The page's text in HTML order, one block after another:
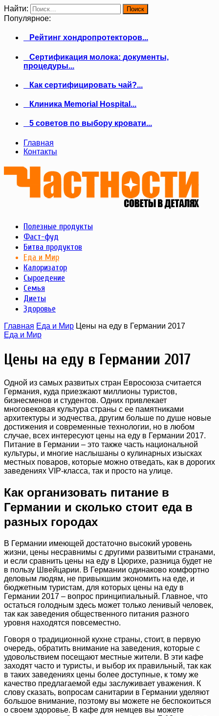
Найти:
Популярное:
Рейтинг хондропротекторов...
Сертификация молока: документы,
процедуры...
Как сертифицировать чай?...
Клиника Memorial Hospital...
5 советов по выбору кровати...
Главная
Контакты
Полезные продукты
Фаст-фуд
Битва продуктов
Еда и Мир
Калоризатор
Сыроедение
Семья
Диеты
Здоровье
Главная Еда и Мир Цены на еду в Германии 2017
Еда и Мир
Цены на еду в Германии 2017
Одной из самых развитых стран Евросоюза считается
Германия, куда приезжают миллионы туристов,
бизнесменов и студентов. Одних привлекает
многовековая культура страны с ее памятниками
архитектуры и зодчества, другим больше по душе новые
достижения и современные технологии, но в любом
случае, всех интересуют цены на еду в Германии 2017.
Питание в Германии – это также часть национальной
культуры, и многие наслышаны о кулинарных изысках
местных поваров, которые можно отведать, как в дорогих
заведениях VIP-класса, так и просто на улице.
Как организовать питание в
Германии и сколько стоит еда в
разных городах
В Германии имеющей достаточно высокий уровень
жизни, цены несравнимы с другими развитыми странами,
и если сравнить цены на еду в Цюрихе, разница будет не
в пользу Швейцарии. В Германии одинаково комфортно
деловым людям, не привыкшим экономить на еде, и
бюджетным туристам, для которых цены на еду в
Германии 2017 – вопрос принципиальный. Главное, что
остаться голодным здесь может только ленивый человек,
так как заведения общественного питания разного
уровня находятся повсеместно.
Говоря о традиционной кухне страны, стоит, в первую
очередь, обратить внимание на заведения, которые с
удовольствием посещают местные жители. В эти кафе
заходят часто и туристы, и выбор их правильный, так как
в таких заведениях цены более доступные, к тому же
качество предлагаемой еды заслуживает уважения. К
слову сказать, вопросам санитарии в Германии уделяют
большое внимание, поэтому вы можете не беспокоиться
о своем здоровье. В кафе для немцев вы можете